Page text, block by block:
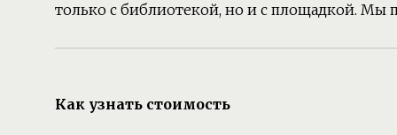
только с библиотекой, но и с площадкой. Мы
Как узнать стоимость